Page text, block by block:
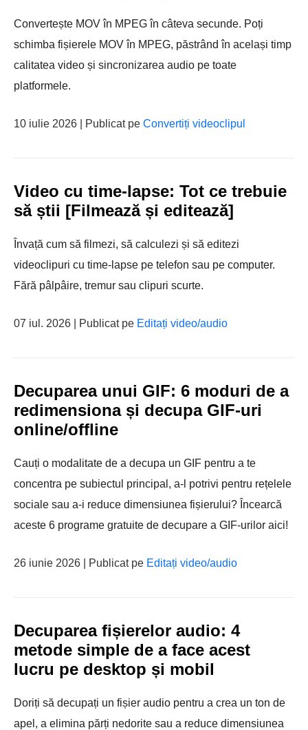
Convertește MOV în MPEG în câteva secunde. Poți
schimba fișierele MOV în MPEG, păstrând în același timp
calitatea video și sincronizarea audio pe toate
platformele.
10 iulie 2026 | Publicat pe Convertiți videoclipul
Video cu time-lapse: Tot ce trebuie
să știi [Filmează și editează]
Învață cum să filmezi, să calculezi și să editezi
videoclipuri cu time-lapse pe telefon sau pe computer.
Fără pâlpâire, tremur sau clipuri scurte.
07 iul. 2026 | Publicat pe Editați video/audio
Decuparea unui GIF: 6 moduri de a
redimensiona și decupa GIF-uri
online/offline
Cauți o modalitate de a decupa un GIF pentru a te
concentra pe subiectul principal, a-l potrivi pentru rețelele
sociale sau a-i reduce dimensiunea fișierului? Încearcă
aceste 6 programe gratuite de decupare a GIF-urilor aici!
26 iunie 2026 | Publicat pe Editați video/audio
Decuparea fișierelor audio: 4
metode simple de a face acest
lucru pe desktop și mobil
Doriți să decupați un fișier audio pentru a crea un ton de
apel, a elimina părți nedorite sau a reduce dimensiunea